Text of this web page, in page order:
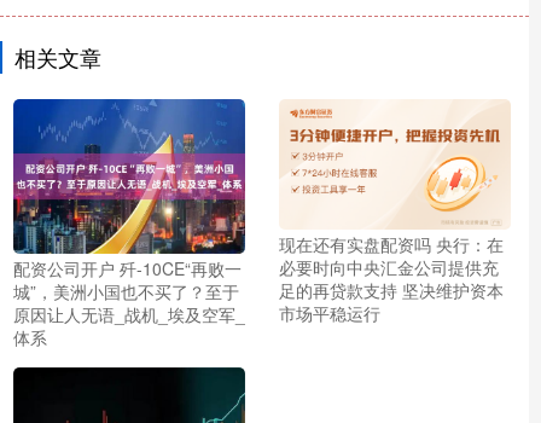
相关文章
配资公司开户 歼-10CE“再败一
城”，美洲小国也不买了？至于
原因让人无语_战机_埃及空军_
体系
现在还有实盘配资吗 央行：在
必要时向中央汇金公司提供充
足的再贷款支持 坚决维护资本
市场平稳运行